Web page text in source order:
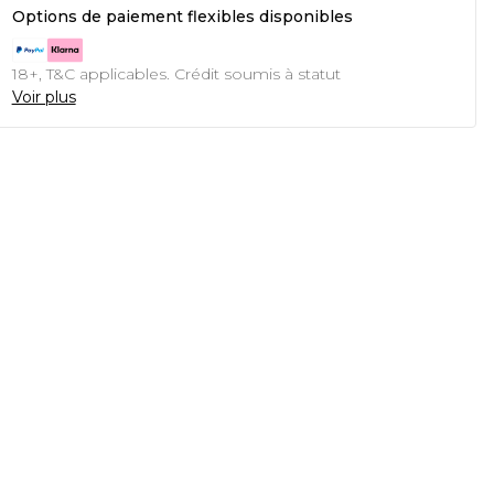
Options de paiement flexibles disponibles
18+, T&C applicables. Crédit soumis à statut
Voir plus